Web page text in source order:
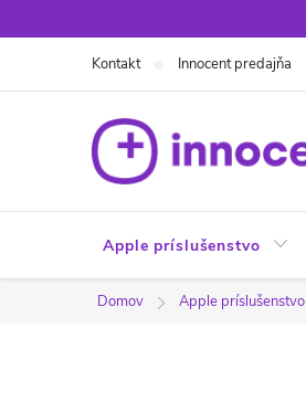
na
Kontakt Innocent predajňa
Apple príslušenstvo
Domov Apple príslušenstvo